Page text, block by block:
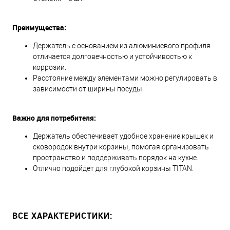
Преимущества:
Держатель с основанием из алюминиевого профиля
отличается долговечностью и устойчивостью к
коррозии.
Расстояние между элементами можно регулировать в
зависимости от ширины посуды.
Важно для потребителя:
Держатель обеспечивает удобное хранение крышек и
сковородок внутри корзины, помогая организовать
пространство и поддерживать порядок на кухне.
Отлично подойдет для глубокой корзины TITAN.
ВСЕ ХАРАКТЕРИСТИКИ: